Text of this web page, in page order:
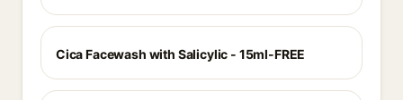
Cica Facewash with Salicylic - 15ml-FREE